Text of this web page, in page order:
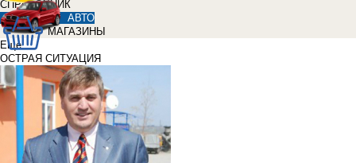
СПРАВОЧНИК
АВТО
МАГАЗИНЫ
Еще
ОСТРАЯ СИТУАЦИЯ